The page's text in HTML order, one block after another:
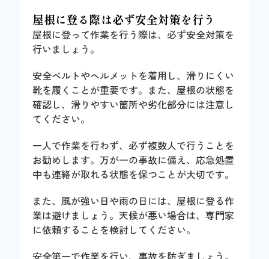
屋根に登る際は必ず安全対策を行う
屋根に登って作業を行う際は、必ず安全対策を
行いましょう。
安全ベルトやヘルメットを着用し、滑りにくい
靴を履くことが重要です。また、屋根の状態を
確認し、滑りやすい箇所や劣化部分には注意し
てください。
一人で作業を行わず、必ず複数人で行うことを
お勧めします。万が一の事故に備え、応急処置
中も連絡が取れる状態を保つことが大切です。
また、風が強い日や雨の日には、屋根に登る作
業は避けましょう。天候が悪い場合は、専門家
に依頼することを検討してください。
安全第一で作業を行い、事故を防ぎましょう。